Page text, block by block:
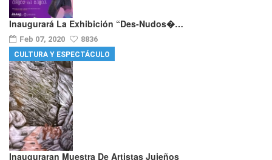
Inaugurará La Exhibición “Des-Nudos�…
Feb 07, 2020 8836
Inauguraran Muestra De Artistas Jujeños
CULTURA Y ESPECTÁCULO